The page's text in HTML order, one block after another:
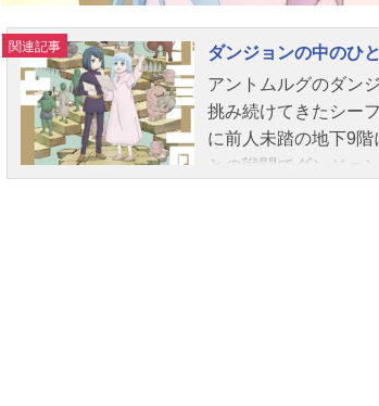
関連記事
ダンジョンの中のひと
アントムルグのダン
挑み続けてきたシー
に前人未踏の地下9
との戦闘でダンジョ